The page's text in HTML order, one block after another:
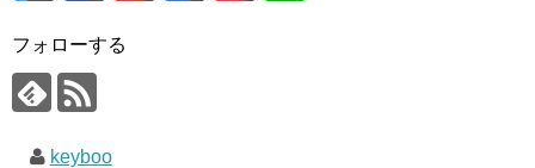
フォローする
keyboo